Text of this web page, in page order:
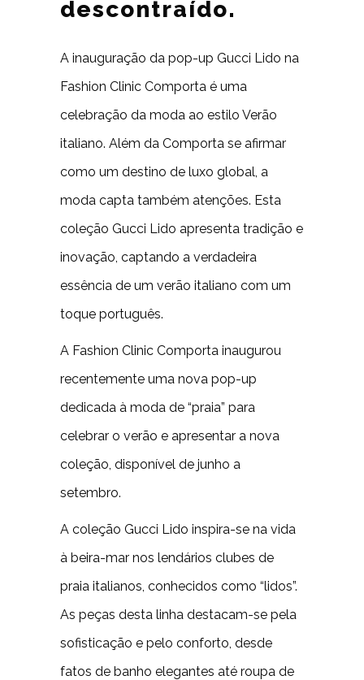
descontraído.
A inauguração da pop-up Gucci Lido na
Fashion Clinic Comporta é uma
celebração da moda ao estilo Verão
italiano. Além da Comporta se afirmar
como um destino de luxo global, a
moda capta também atenções. Esta
coleção Gucci Lido apresenta tradição e
inovação, captando a verdadeira
essência de um verão italiano com um
toque português.
A Fashion Clinic Comporta inaugurou
recentemente uma nova pop-up
dedicada à moda de “praia” para
celebrar o verão e apresentar a nova
coleção, disponível de junho a
setembro.
A coleção Gucci Lido inspira-se na vida
à beira-mar nos lendários clubes de
praia italianos, conhecidos como “lidos”.
As peças desta linha destacam-se pela
sofisticação e pelo conforto, desde
fatos de banho elegantes até roupa de